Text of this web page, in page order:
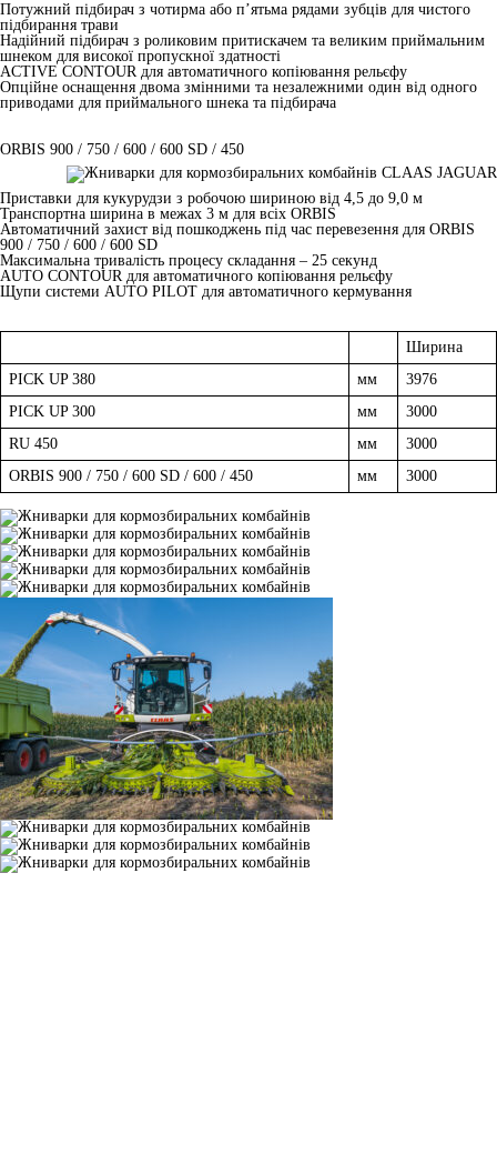
Потужний підбирач з чотирма або п’ятьма рядами зубців для чистого
підбирання трави
Надійний підбирач з роликовим притискачем та великим приймальним
шнеком для високої пропускної здатності
ACTIVE CONTOUR для автоматичного копіювання рельєфу
Опційне оснащення двома змінними та незалежними один від одного
приводами для приймального шнека та підбирача
ORBIS 900 / 750 / 600 / 600 SD / 450
Приставки для кукурудзи з робочою шириною від 4,5 до 9,0 м
Транспортна ширина в межах 3 м для всіх ORBIS
Автоматичний захист від пошкоджень під час перевезення для ORBIS
900 / 750 / 600 / 600 SD
Максимальна тривалість процесу складання – 25 секунд
AUTO CONTOUR для автоматичного копіювання рельєфу
Щупи системи AUTO PILOT для автоматичного кермування
Ширина
PICK UP 380
мм
3976
PICK UP 300
мм
3000
RU 450
мм
3000
ORBIS 900 / 750 / 600 SD / 600 / 450
мм 3000